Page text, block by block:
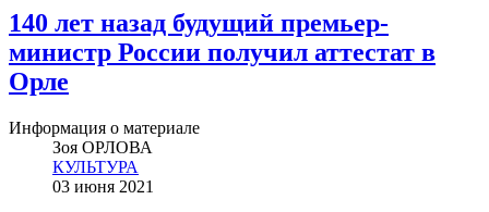
140 лет назад будущий премьер-
министр России получил аттестат в
Орле
Информация о материале
Зоя ОРЛОВА
КУЛЬТУРА
03 июня 2021